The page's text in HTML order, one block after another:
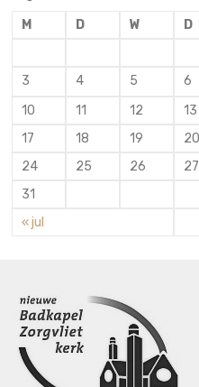
M
D W D
3
4 5 6
10
11 12 13
17
18 19 20
24
25 26 27
31
« jul